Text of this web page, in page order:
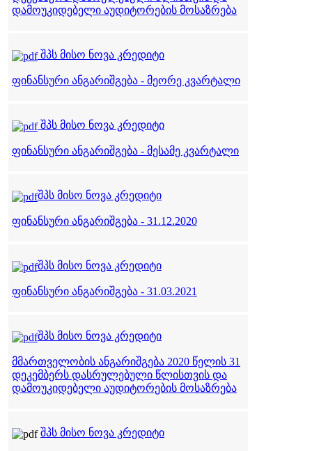
დამოუკიდებელი აუდიტორების მოსაზრება
შპს მისო ნოვა კრედიტი
ფინანსური ანგარიშგება - მეორე კვარტალი
შპს მისო ნოვა კრედიტი
ფინანსური ანგარიშგება - მესამე კვარტალი
შპს მისო ნოვა კრედიტი
ფინანსური ანგარიშგება - 31.12.2020
შპს მისო ნოვა კრედიტი
ფინანსური ანგარიშგება - 31.03.2021
შპს მისო ნოვა კრედიტი
მმართველობის ანგარიშგება 2020 წელის 31
დეკემბერს დასრულებული წლისთვის და
დამოუკიდებელი აუდიტორების მოსაზრება
შპს მისო ნოვა კრედიტი